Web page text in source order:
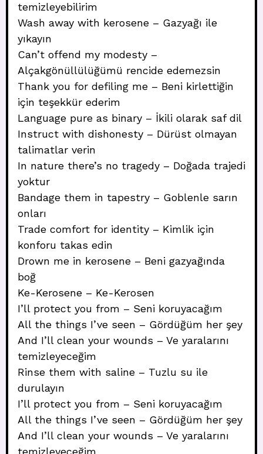
temizleyebilirim
Wash away with kerosene – Gazyağı ile
yıkayın
Can’t offend my modesty –
Alçakgönüllülüğümü rencide edemezsin
Thank you for defiling me – Beni kirlettiğin
için teşekkür ederim
Language pure as binary – İkili olarak saf dil
Instruct with dishonesty – Dürüst olmayan
talimatlar verin
In nature there’s no tragedy – Doğada trajedi
yoktur
Bandage them in tapestry – Goblenle sarın
onları
Trade comfort for identity – Kimlik için
konforu takas edin
Drown me in kerosene – Beni gazyağında
boğ
Ke-Kerosene – Ke-Kerosen
I’ll protect you from – Seni koruyacağım
All the things I’ve seen – Gördüğüm her şey
And I’ll clean your wounds – Ve yaralarını
temizleyeceğim
Rinse them with saline – Tuzlu su ile
durulayın
I’ll protect you from – Seni koruyacağım
All the things I’ve seen – Gördüğüm her şey
And I’ll clean your wounds – Ve yaralarını
temizleyeceğim